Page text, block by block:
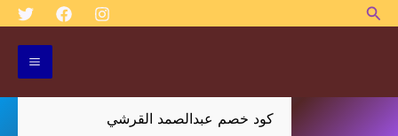
تخطيالبحث
كود خصم عبدالصمد القرشي